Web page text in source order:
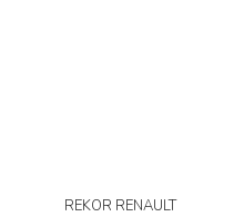
REKOR RENAULT